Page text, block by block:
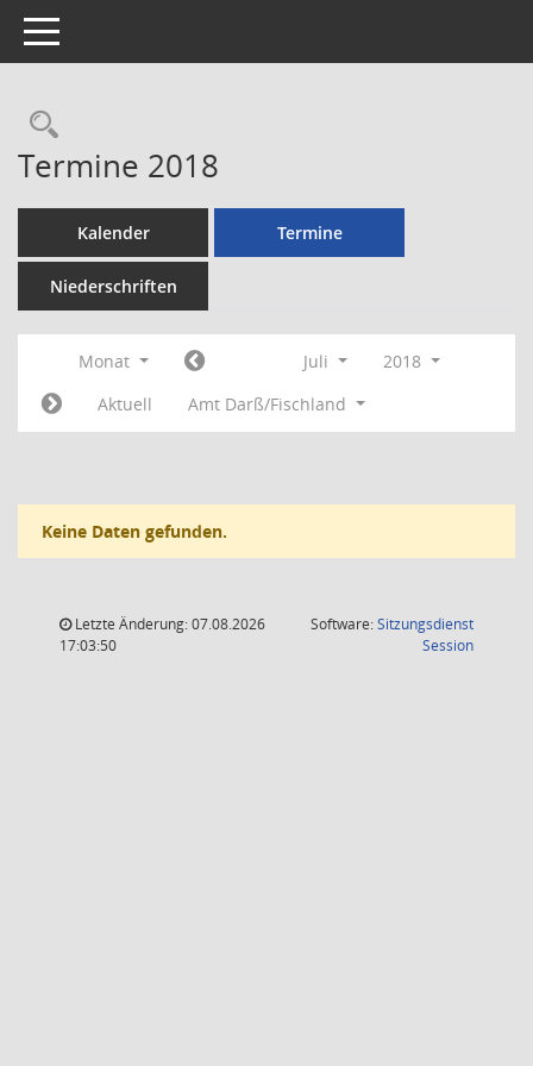
Toggle navigation
Rechercheauswahl
Termine 2018
Kalender Termine
Niederschriften
Monat Juli
2018
Aktuell
Amt Darß/Fischland
Keine Daten gefunden.
Letzte Änderung: 07.08.2026
17:03:50
Software:Sitzungsdienst
Session(Wird in